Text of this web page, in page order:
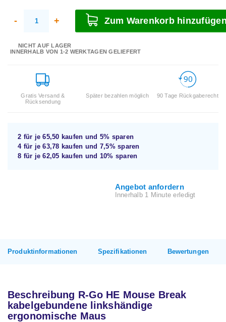
- + Zum Warenkorb
NICHT AUF LAGER
INNERHALB VON 1-2 WERKTAGEN GELIEFERT
Gratis Versand &
Rücksendung
Später bezahlen möglich 90 Tage Rückgaberecht
2 für je65,50 kaufen und 5% sparen
4 für je63,78 kaufen und 7,5%sparen
8 für je62,05 kaufen und 10% sparen
Angebot anfordern
Innerhalb 1 Minute erledigt
Produktinformationen Spezifikationen Bewertungen
Beschreibung R-Go HE Mouse Break
kabelgebundene linkshändige
ergonomische Maus